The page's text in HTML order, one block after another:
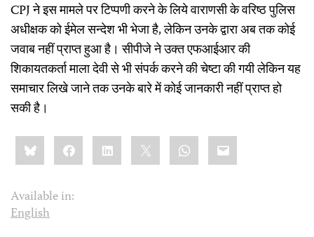
CPJ ने इस मामले पर टिप्पणी करने के लिये वाराणसी के वरिष्ठ पुलिस
अधीक्षक को ईमेल सन्देश भी भेजा है, लेकिन उनके द्वारा अब तक कोई
जवाब नहीं प्राप्त हुआ है। सीपीजे ने उक्त एफआईआर की
शिकायतकर्ता माला देवी से भी संपर्क करने की चेष्टा की गयी लेकिन यह
समाचार लिखे जाने तक उनके बारे में कोई जानकारी नहीं प्राप्त हो
सकी है।
Share
this:BlueskyFacebookLinkedIn WhatsApp
Email
Available in:
English